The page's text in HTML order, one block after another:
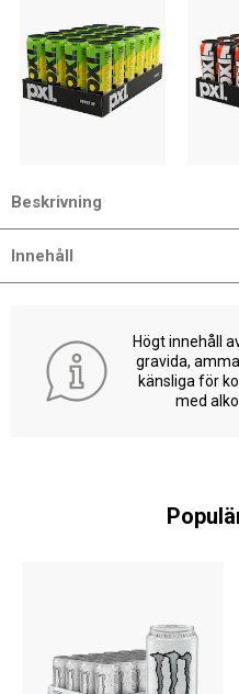
Beskrivning
Innehåll
Högt innehåll
gravida,
känsliga för
med